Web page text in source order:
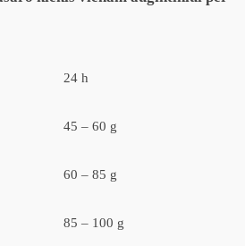
24 h
45 – 60 g
60 – 85 g
85 – 100 g